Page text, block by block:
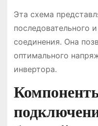
Эта схема
последовательного
соединения. Она
оптимального
инвертора.